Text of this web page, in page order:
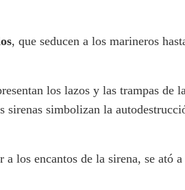
, que seducen a los marineros
los lazos y las trampas de
simbolizan la
los encantos de la sirena, se ató